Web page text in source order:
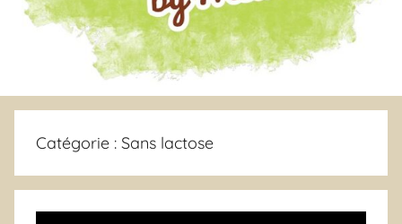
Catégorie : Sans lactose